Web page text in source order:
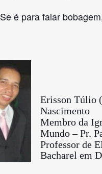
Se é para falar
Erisson Túlio
Nascimento
Membro da
Mundo – Pr.
Professor de
Bacharel em